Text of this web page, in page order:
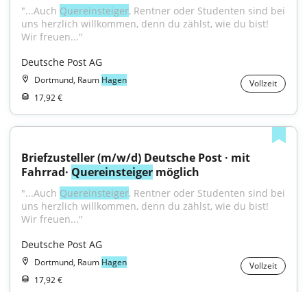
"...Auch Quereinsteiger, Rentner oder Studenten sind bei
uns herzlich willkommen, denn du zählst, wie du bist!
Wir freuen..."
Deutsche Post AG
Dortmund, Raum Hagen
Vollzeit
17,92 €
Briefzusteller (m/w/d) Deutsche Post · mit
Fahrrad· Quereinsteiger möglich
"...Auch Quereinsteiger, Rentner oder Studenten sind bei
uns herzlich willkommen, denn du zählst, wie du bist!
Wir freuen..."
Deutsche Post AG
Dortmund, Raum Hagen
Vollzeit
17,92 €